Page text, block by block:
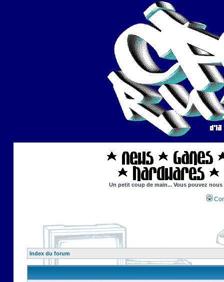
Un petit coup de main... Vous pouvez
Index du forum